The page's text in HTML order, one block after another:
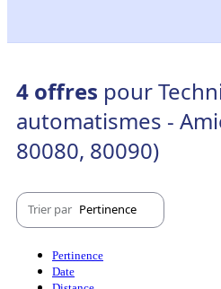
4 offres pour
automatismes -
80080, 80090)
Trier par Pertinence
Pertinence
Date